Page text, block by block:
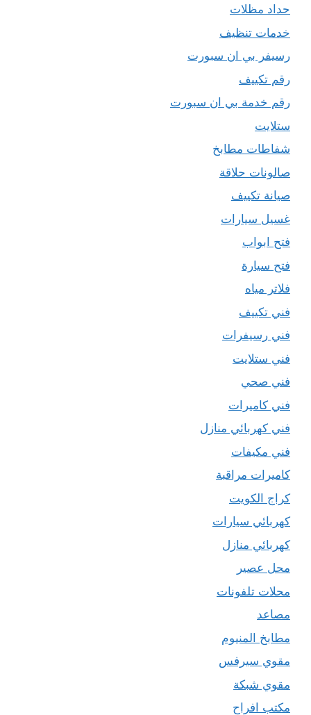
حداد مظلات
خدمات تنظيف
رسيفر بي ان سبورت
رقم تكييف
رقم خدمة بي ان سبورت
ستلايت
شفاطات مطابخ
صالونات حلاقة
صيانة تكييف
غسيل سيارات
فتح ابواب
فتح سيارة
فلاتر مياه
فني تكييف
فني رسيفرات
فني ستلايت
فني صحي
فني كاميرات
فني كهربائي منازل
فني مكيفات
كاميرات مراقبة
كراج الكويت
كهربائي سيارات
كهربائي منازل
محل عصير
محلات تلفونات
مصاعد
مطابخ المنيوم
مقوي سيرفس
مقوي شبكة
مكتب افراح